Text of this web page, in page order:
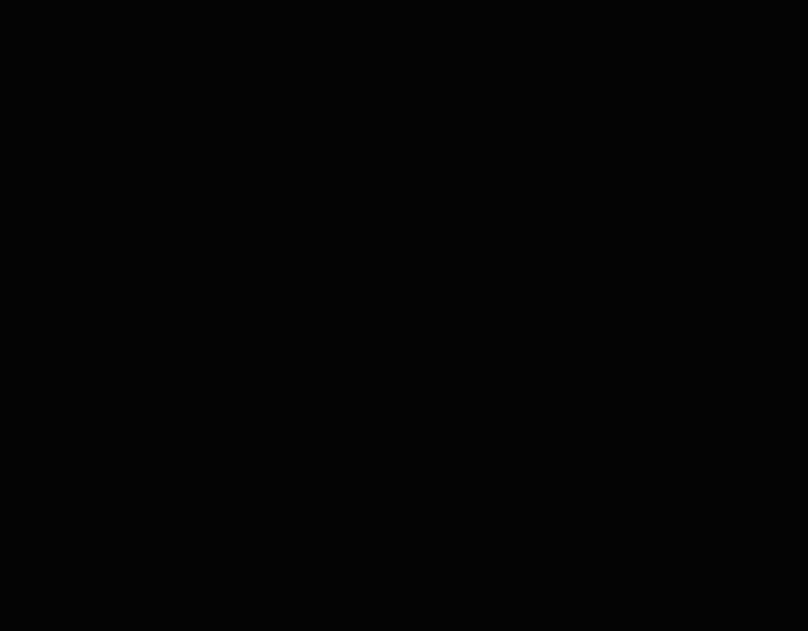
традиционную еду и при этом не стоит задача удивить гостей шедеврами кулинарии. Цель поминок помянуть усопшего за
еду. Сезонные свежие овощи или соленья, несложные салаты, холодные мясные и рыбные закуски, сыры и
птицы, мяса или рыбы. На гарнир картофель отварной с зеленью.
собственного приготовления.
для поминок, в которую заложен вышеописанный смысл. Мы создали комплекс "
года с соблюдением поминальных традиций.
сайте в два клика. Вам остаётся позаботиться только о крепких напитках.